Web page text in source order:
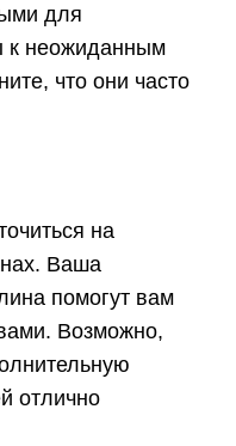
для
к неожиданным
что они часто
на
Ваша
помогут вам
Возможно,
отлично